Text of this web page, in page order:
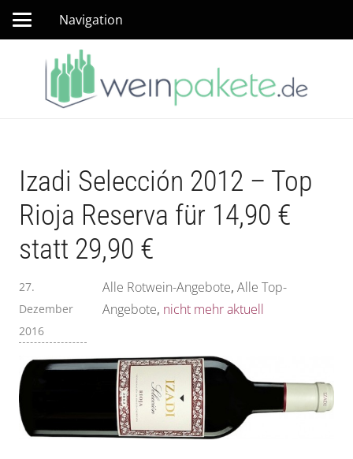
Navigation
Izadi Selección 2012 – Top
Rioja Reserva für 14,90 €
statt 29,90 €
27.
Dezember
2016
Alle Rotwein-Angebote, Alle Top-
Angebote, nicht mehr aktuell